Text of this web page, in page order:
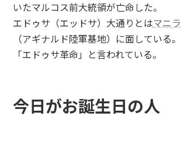
いたマルコス前大統領が亡命した。
エドゥサ（エッドサ）大通りとはマニラ
（アギナルド陸軍基地）に面している
「エドゥサ革命」と言われている。
今日がお誕生日の人